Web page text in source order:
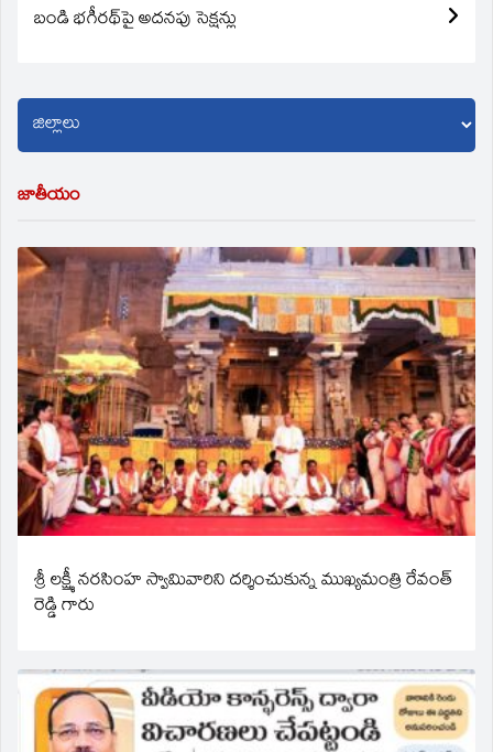
బండి భగీరథ్‌పై అదనపు సెక్షన్లు
జాతీయం
శ్రీ లక్ష్మీ నరసింహ స్వామివారిని దర్శించుకున్న ముఖ్యమంత్రి రేవంత్
రెడ్డి గారు